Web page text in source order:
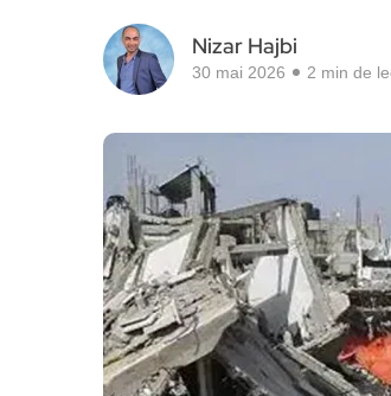
Nizar Hajbi
30 mai 2026 2 min de